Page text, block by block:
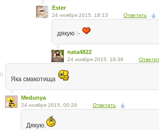
Ester
24 ноября 2015, 18:13 Ответить
дякую :-
nata4822
24 ноября 2015, 18:36
Яка смакотища
Medunya
24 ноября 2015, 00:29 Ответить
Дякую.